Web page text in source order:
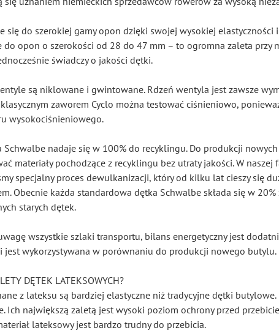
się do szerokiej gamy opon dzięki swojej wysokiej elastyczności
do opon o szerokości od 28 do 47 mm – to ogromna zaleta przy
świadczy o jakości dętki.
są niklowane i gwintowane. Rdzeń wentyla jest zawsze
zaworem Cyclo można testować ciśnieniowo,
wysokociśnieniowego.
Schwalbe nadaje się w 100% do recyklingu. Do produkcji
materiały pochodzące z recyklingu bez utraty jakości. W naszej
specjalny proces dewulkanizacji, który od kilku lat cieszy się
Obecnie każda standardowa dętka Schwalbe składa się w 20%
starych dętek.
wszystkie szlaki transportu, bilans energetyczny jest
jest wykorzystywana w porównaniu do produkcji nowego butylu.
DĘTEK LATEKSOWYCH?
z lateksu są bardziej elastyczne niż tradycyjne dętki butylowe.
Ich największą zaletą jest wysoki poziom ochrony przed
lateksowy jest bardzo trudny do przebicia.